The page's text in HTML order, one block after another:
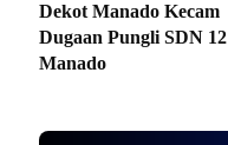
Dekot Manado Kecam
Dugaan Pungli SDN 12
Manado